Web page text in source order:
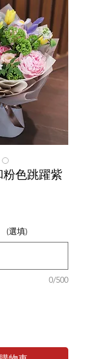
粉色跳躍紫
(選填)
0/500